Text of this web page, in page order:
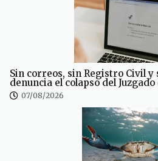
Sin correos, sin Registro Civil y
denuncia el colapso del
07/08/2026